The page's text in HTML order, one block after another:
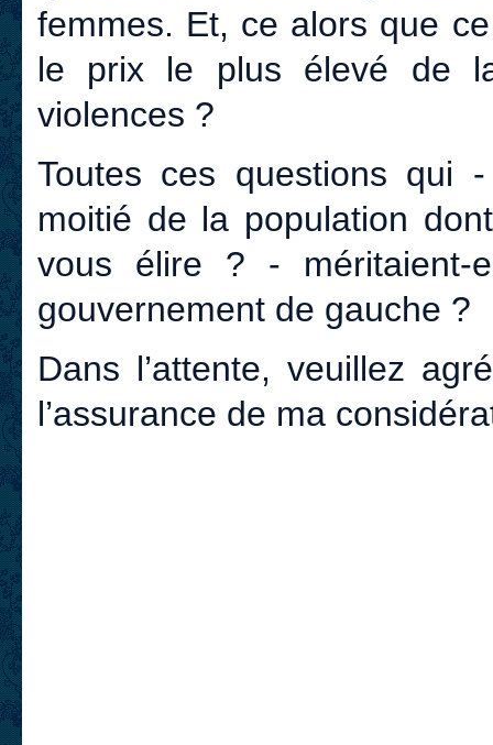
femmes. Et, ce alors que
le prix le plus élevé de
violences ?
Toutes ces questions qui
moitié de la population
vous élire ? - méritaient-
gouvernement de gauche ?
Dans l’attente, veuillez
l’assurance de ma